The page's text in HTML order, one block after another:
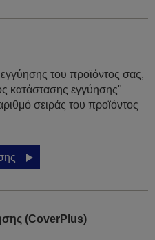
εγγύησης του προϊόντος σας,
κατάστασης εγγύησης"
σειράς του προϊόντος
(CoverPlus)